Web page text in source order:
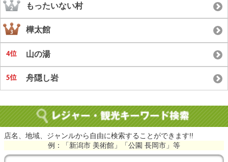
もったいない村
樺太館
山の湯
舟隠し岩
店名、地域、ジャンルから自由に検索することができます!!
例：「新潟市 美術館」「公園 長岡市」等